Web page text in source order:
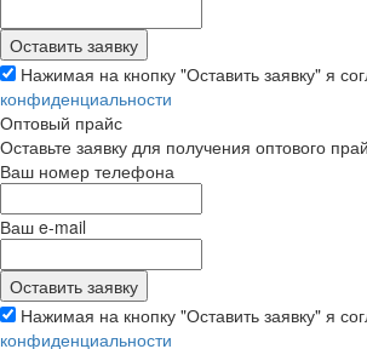
Нажимая на кнопку "Оставить заявку" я
конфиденциальности
Оптовый прайс
Оставьте заявку для получения оптового
Ваш номер телефона
Ваш e-mail
Нажимая на кнопку "Оставить заявку" я
конфиденциальности